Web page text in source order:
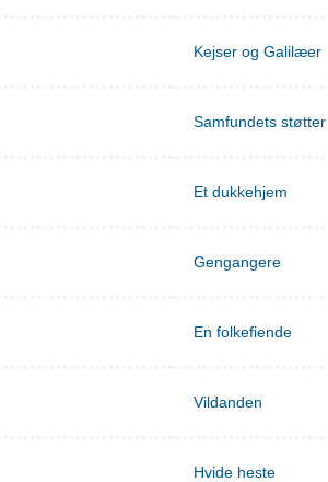
Kejser og Galilæer
Samfundets støtter
Et dukkehjem
Gengangere
En folkefiende
Vildanden
Hvide heste